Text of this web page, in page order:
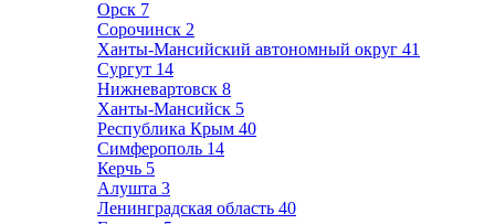
Орск 7
Сорочинск 2
Ханты-Мансийский автономный округ 41
Сургут 14
Нижневартовск 8
Ханты-Мансийск 5
Республика Крым 40
Симферополь 14
Керчь 5
Алушта 3
Ленинградская область 40